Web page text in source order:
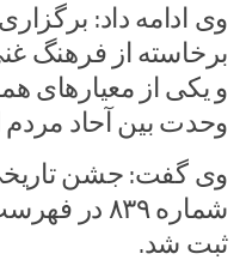
وی ادامه داد:
برخاسته از فرهنگ
و یکی از معیارهای
وحدت بین آحاد
شماره ۸۳۹
ثبت شد.